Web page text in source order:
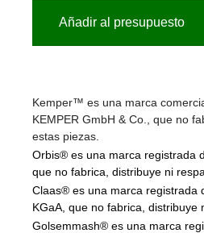
Añadir al presupuesto
Kemper™ es una marca
KEMPER GmbH & Co., que no
estas piezas.
Orbis® es una marca registrada
que no fabrica, distribuye ni
Claas® es una marca registrada
KGaA, que no fabrica, distribuye
Golsemmash® es una marca